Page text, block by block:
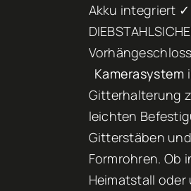
Akku integriert ✓
Kamerasystem
Gitterhalterung
leichten
Gitterstäben
Formrohren. Ob
Heimatstall oder